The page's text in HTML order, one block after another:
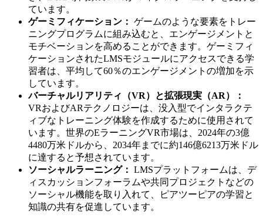
ています。
ゲーミフィケーション： ゲームのような要素をトレー
ニングプログラムに組み込むと、エンゲージメントと
モチベーションを高めることができます。ゲーミフィ
ケーションされたLMSモジュールにアクセスできる学
習者は、平均して60％のエンゲージメントの増加を示
しています。
バーチャルリアリティ（VR）と拡張現実（AR）：
VRおよびARテクノロジーは、没入型でインタラクテ
ィブなトレーニング体験を作成するために使用されて
います。世界のEラーニングVR市場は、2024年の3億
4480万米ドルから、2034年までに約146億6213万米ドル
に達すると予想されています。
ソーシャルラーニング： LMSプラットフォームは、デ
ィスカッションフォーラムや共同プロジェクトなどの
ソーシャル機能を取り入れて、ピアツーピアの学習と
知識の共有を促進しています。